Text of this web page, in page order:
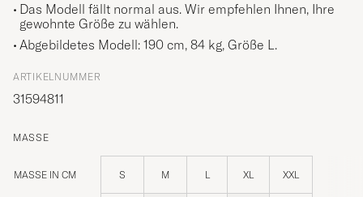
Das Modell fällt normal aus. Wir empfehlen Ihnen, Ihre
gewohnte Größe zu wählen.
Abgebildetes Modell: 190 cm, 84 kg, Größe L.
ARTIKELNUMMER
31594811
MASSE
MASSE IN CM S M L XL XXL